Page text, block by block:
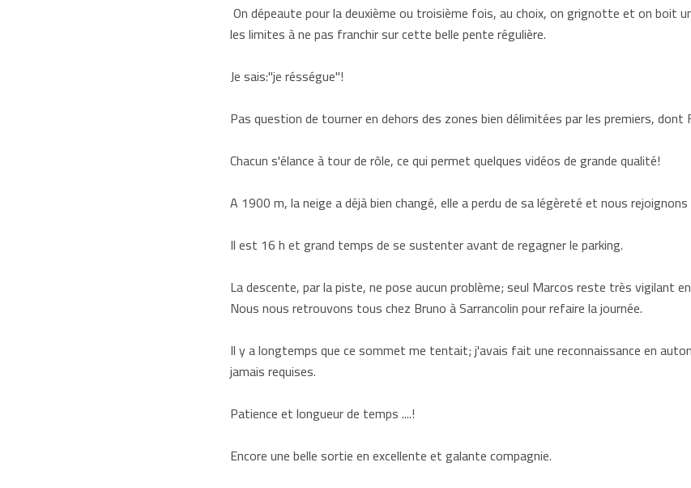
On dépeaute pour la deuxième ou troisième fois, au choix, on grignotte et on boit
les limites à ne pas franchir sur cette belle pente régulière.
Je sais:"je résségue"!
Pas question de tourner en dehors des zones bien délimitées par les premiers, dont
Chacun s'élance à tour de rôle, ce qui permet quelques vidéos de grande qualité!
A 1900 m, la neige a déjà bien changé, elle a perdu de sa légèreté et nous
Il est 16 h et grand temps de se sustenter avant de regagner le parking.
La descente, par la piste, ne pose aucun problème; seul Marcos reste très vigilant
Nous nous retrouvons tous chez Bruno à Sarrancolin pour refaire la journée.
Il y a longtemps que ce sommet me tentait; j'avais fait une reconnaissance en
jamais requises.
Patience et longueur de temps ....!
Encore une belle sortie en excellente et galante compagnie.